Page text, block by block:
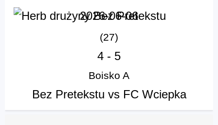
2026-06-06
(27)
4 - 5
Boisko A
Bez Pretekstu vs FC Wciepka